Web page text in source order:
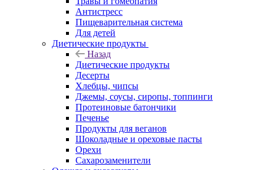
Антистресс
Пищеварительная система
Для детей
Диетические продукты
Назад
Диетические продукты
Десерты
Хлебцы, чипсы
Джемы, соусы, сиропы, топпинги
Протеиновые батончики
Печенье
Продукты для веганов
Шоколадные и ореховые пасты
Орехи
Сахарозаменители